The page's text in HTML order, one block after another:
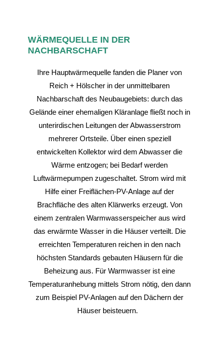
WÄRMEQUELLE IN DER
NACHBARSCHAFT
Ihre Hauptwärmequelle fanden die Planer von
Reich + Hölscher in der unmittelbaren
Nachbarschaft des Neubaugebiets: durch das
Gelände einer ehemaligen Kläranlage fließt noch in
unterirdischen Leitungen der Abwasserstrom
mehrerer Ortsteile. Über einen speziell
entwickelten Kollektor wird dem Abwasser die
Wärme entzogen; bei Bedarf werden
Luftwärmepumpen zugeschaltet. Strom wird mit
Hilfe einer Freiflächen-PV-Anlage auf der
Brachfläche des alten Klärwerks erzeugt. Von
einem zentralen Warmwasserspeicher aus wird
das erwärmte Wasser in die Häuser verteilt. Die
erreichten Temperaturen reichen in den nach
höchsten Standards gebauten Häusern für die
Beheizung aus. Für Warmwasser ist eine
Temperaturanhebung mittels Strom nötig, den dann
zum Beispiel PV-Anlagen auf den Dächern der
Häuser beisteuern.